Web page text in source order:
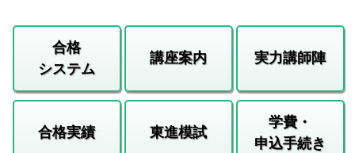
合格
システム
講座案内 実力講師陣
合格実績 東進模試
学費・
申込手続き